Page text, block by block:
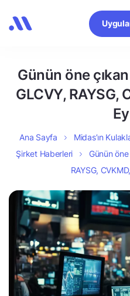
Günün öne
GLCVY, RAYSG,
Ana Sayfa Midas’ın
Şirket Haberleri
Günün
RAYSG,